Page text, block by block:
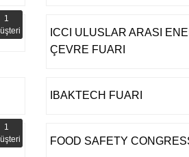
1
ICCI ULUSLAR ARASI
ÇEVRE FUARI
IBAKTECH FUARI
1
FOOD SAFETY